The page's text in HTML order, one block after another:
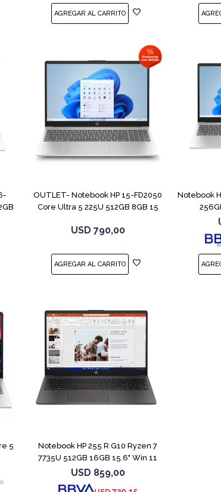
OUTLET- Notebook HP 15-FD2050
Core Ultra 5 225U 512GB 8GB 15
USD 790,00
Notebook
5
Notebook HP 255 R G10 Ryzen 7
7735U 512GB 16GB 15.6" Win 11
USD 859,00